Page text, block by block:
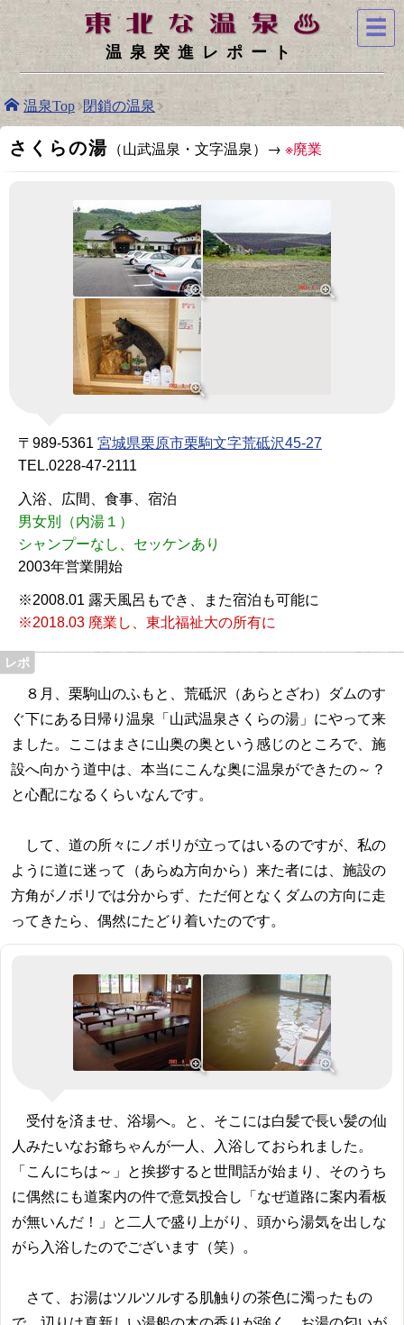
温泉突進レポート
温泉Top 閉鎖の温泉
さくらの湯 （山武温泉・文字温泉）→ ※廃業
〒989-5361 宮城県栗原市栗駒文字荒砥沢45-27
TEL.0228-47-2111
入浴、広間、食事、宿泊
男女別（内湯１）
シャンプーなし、セッケンあり
2003年営業開始
※2008.01 露天風呂もでき、また宿泊も可能に
※2018.03 廃業し、東北福祉大の所有に
８月、栗駒山のふもと、荒砥沢（あらとざわ）ダムのす
ぐ下にある日帰り温泉「山武温泉さくらの湯」にやって来
ました。ここはまさに山奥の奥という感じのところで、施
設へ向かう道中は、本当にこんな奥に温泉ができたの～？
と心配になるくらいなんです。
して、道の所々にノボリが立ってはいるのですが、私の
ように道に迷って（あらぬ方向から）来た者には、施設の
方角がノボリでは分からず、ただ何となくダムの方向に走
ってきたら、偶然にたどり着いたのです。
受付を済ませ、浴場へ。と、そこには白髪で長い髪の仙
人みたいなお爺ちゃんが一人、入浴しておられました。
「こんにちは～」と挨拶すると世間話が始まり、そのうち
に偶然にも道案内の件で意気投合し「なぜ道路に案内看板
が無いんだ！」と二人で盛り上がり、頭から湯気を出しな
がら入浴したのでございます（笑）。
さて、お湯はツルツルする肌触りの茶色に濁ったもの
☰